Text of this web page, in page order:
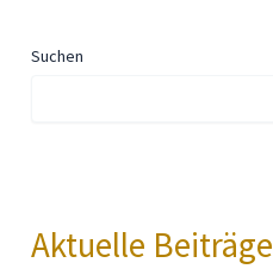
Suchen
Aktuelle Beiträge